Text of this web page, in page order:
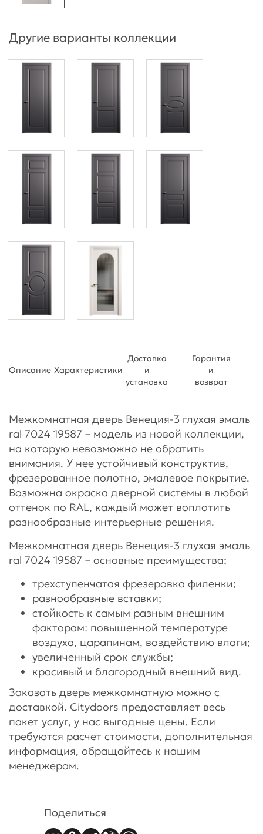
Другие варианты коллекции
Описание Характеристики
Доставка
и
установка
Гарантия
и
возврат
Межкомнатная дверь Венеция-3 глухая эмаль
ral 7024 19587 – модель из новой коллекции,
на которую невозможно не обратить
внимания. У нее устойчивый конструктив,
фрезерованное полотно, эмалевое покрытие.
Возможна окраска дверной системы в любой
оттенок по RAL, каждый может воплотить
разнообразные интерьерные решения.
Межкомнатная дверь Венеция-3 глухая эмаль
ral 7024 19587 – основные преимущества:
трехступенчатая фрезеровка филенки;
разнообразные вставки;
стойкость к самым разным внешним
факторам: повышенной температуре
воздуха, царапинам, воздействию влаги;
увеличенный срок службы;
красивый и благородный внешний вид.
Заказать дверь межкомнатную можно с
доставкой. Citydoors предоставляет весь
пакет услуг, у нас выгодные цены. Если
требуются расчет стоимости, дополнительная
информация, обращайтесь к нашим
менеджерам.
Поделиться